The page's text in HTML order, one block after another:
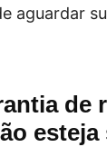
aguardar
de